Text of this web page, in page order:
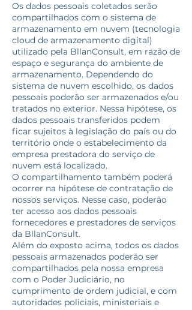
Os dados pessoais coletados serão
compartilhados com o sistema de
armazenamento em nuvem (tecnologia
cloud de armazenamento digital)
utilizado pela BllanConsult, em razão de
espaço e segurança do ambiente de
armazenamento. Dependendo do
sistema de nuvem escolhido, os dados
pessoais poderão ser armazenados e/ou
tratados no exterior. Nessa hipótese, os
dados pessoais transferidos podem
ficar sujeitos à legislação do país ou do
território onde o estabelecimento da
empresa prestadora do serviço de
nuvem está localizado.
O compartilhamento também poderá
ocorrer na hipótese de contratação de
nossos serviços. Nesse caso, poderão
ter acesso aos dados pessoais
fornecedores e prestadores de serviços
da BllanConsult.
Além do exposto acima, todos os dados
pessoais armazenados poderão ser
compartilhados pela nossa empresa
com o Poder Judiciário, no
cumprimento de ordem judicial, e com
autoridades policiais, ministeriais e